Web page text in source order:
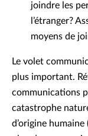
joindre les
l’étranger?
moyens de
Le volet
plus important.
communications
catastrophe
d’origine